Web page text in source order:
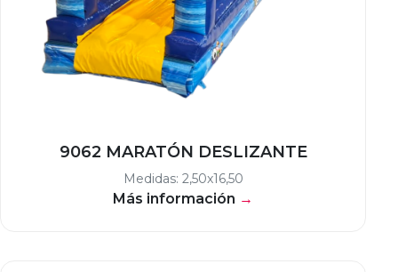
9062 MARATÓN DESLIZANTE
Medidas: 2,50x16,50
Más información →